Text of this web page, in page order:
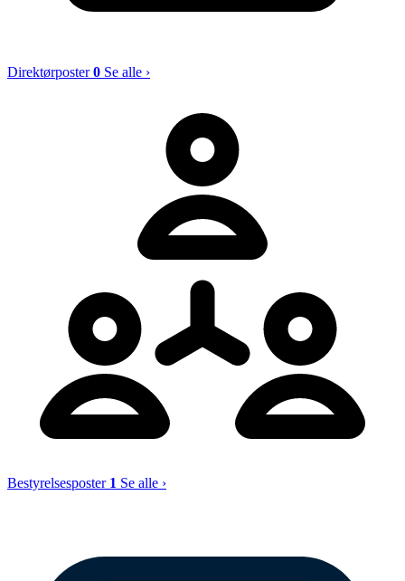
Direktørposter0 Se alle ›
Bestyrelsesposter 1 Se alle ›